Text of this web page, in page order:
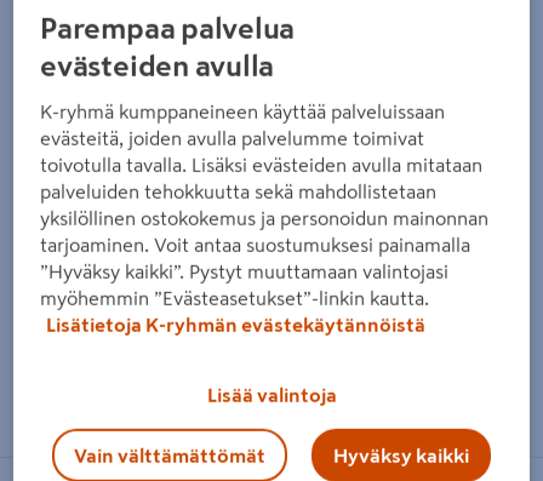
Zoomaa kuvaa sormilla kosketusnäytöllä
Parempaa palvelua
evästeiden avulla
K-ryhmä kumppaneineen käyttää palveluissaan
evästeitä, joiden avulla palvelumme toimivat
toivotulla tavalla. Lisäksi evästeiden avulla mitataan
palveluiden tehokkuutta sekä mahdollistetaan
yksilöllinen ostokokemus ja personoidun mainonnan
tarjoaminen. Voit antaa suostumuksesi painamalla
”Hyväksy kaikki”. Pystyt muuttamaan valintojasi
myöhemmin ”Evästeasetukset”-linkin kautta.
Lisätietoja K-ryhmän evästekäytännöistä
Lisää valintoja
Vain välttämättömät Hyväksy kaikki